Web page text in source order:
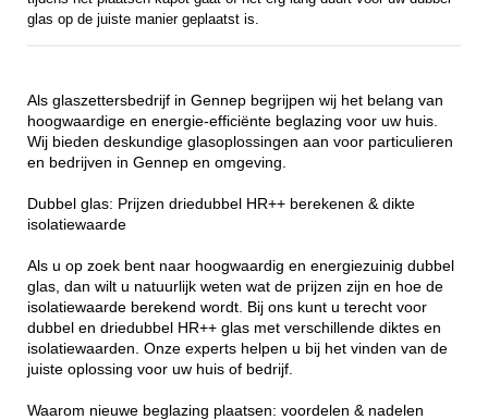
glas op de juiste manier geplaatst is.
Als glaszettersbedrijf in Gennep begrijpen wij het belang van
hoogwaardige en energie-efficiënte beglazing voor uw huis.
Wij bieden deskundige glasoplossingen aan voor particulieren
en bedrijven in Gennep en omgeving.
Dubbel glas: Prijzen driedubbel HR++ berekenen & dikte
isolatiewaarde
Als u op zoek bent naar hoogwaardig en energiezuinig dubbel
glas, dan wilt u natuurlijk weten wat de prijzen zijn en hoe de
isolatiewaarde berekend wordt. Bij ons kunt u terecht voor
dubbel en driedubbel HR++ glas met verschillende diktes en
isolatiewaarden. Onze experts helpen u bij het vinden van de
juiste oplossing voor uw huis of bedrijf.
Waarom nieuwe beglazing plaatsen: voordelen & nadelen